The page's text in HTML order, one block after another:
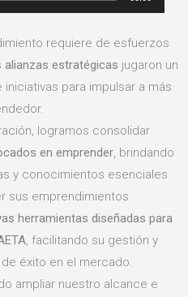
requiere de esfuerzos
alianzas estratégicas jugaron un
para impulsar a más
logramos consolidar
en emprender, brindando
y conocimientos esenciales
sus emprendimientos.
herramientas diseñadas para
, facilitando su gestión y
éxito en el mercado.
ampliar nuestro alcance e